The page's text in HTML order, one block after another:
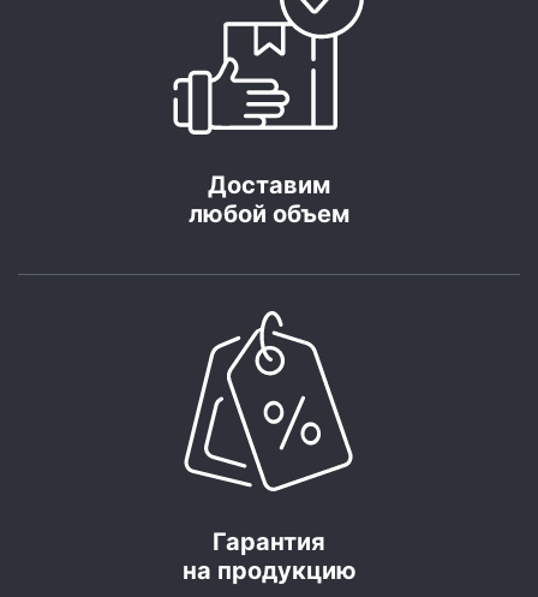
Доставим
любой объем
Гарантия
на продукцию